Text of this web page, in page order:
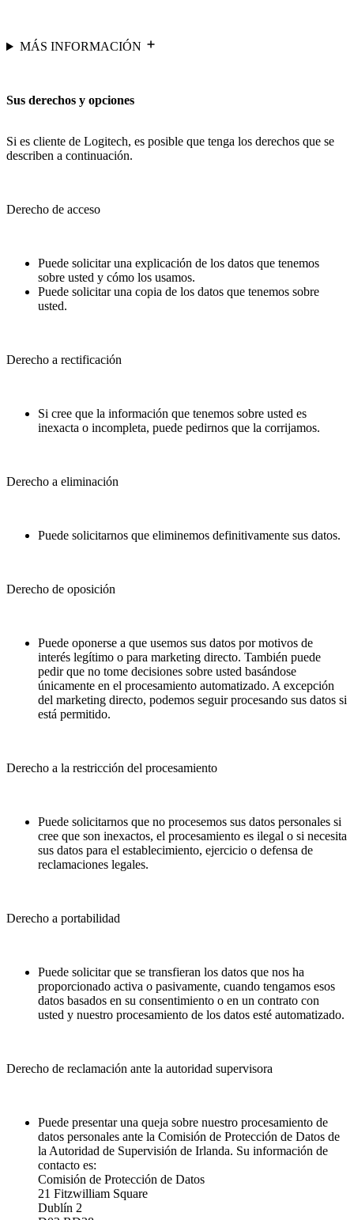
MÁS INFORMACIÓN
Sus derechos y opciones
Si es cliente de Logitech, es posible que tenga los derechos que se
describen a continuación.
Derecho de acceso
Puede solicitar una explicación de los datos que tenemos
sobre usted y cómo los usamos.
Puede solicitar una copia de los datos que tenemos sobre
usted.
Derecho a rectificación
Si cree que la información que tenemos sobre usted es
inexacta o incompleta, puede pedirnos que la corrijamos.
Derecho a eliminación
Puede solicitarnos que eliminemos definitivamente sus datos.
Derecho de oposición
Puede oponerse a que usemos sus datos por motivos de
interés legítimo o para marketing directo. También puede
pedir que no tome decisiones sobre usted basándose
únicamente en el procesamiento automatizado. A excepción
del marketing directo, podemos seguir procesando sus datos si
está permitido.
Derecho a la restricción del procesamiento
Puede solicitarnos que no procesemos sus datos personales si
cree que son inexactos, el procesamiento es ilegal o si necesita
sus datos para el establecimiento, ejercicio o defensa de
reclamaciones legales.
Derecho a portabilidad
Puede solicitar que se transfieran los datos que nos ha
proporcionado activa o pasivamente, cuando tengamos esos
datos basados en su consentimiento o en un contrato con
usted y nuestro procesamiento de los datos esté automatizado.
Derecho de reclamación ante la autoridad supervisora
Puede presentar una queja sobre nuestro procesamiento de
datos personales ante la Comisión de Protección de Datos de
la Autoridad de Supervisión de Irlanda. Su información de
contacto es:
Comisión de Protección de Datos
21 Fitzwilliam Square
Dublín 2